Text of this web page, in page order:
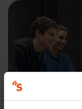
Digitala verktyg